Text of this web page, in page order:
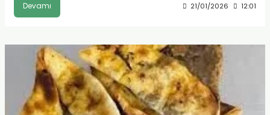
Devamı 21/01/2026 12:01